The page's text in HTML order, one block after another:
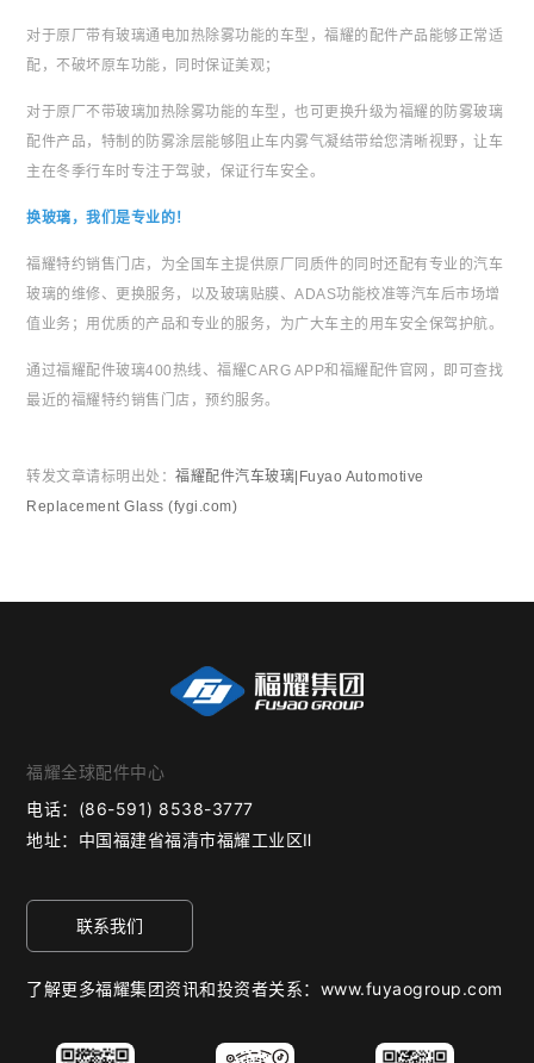
对于原厂带有玻璃通电加热除雾功能的车型，福耀的配件产品能够正常适
配，不破坏原车功能，同时保证美观；
对于原厂不带玻璃加热除雾功能的车型，也可更换升级为福耀的防雾玻璃
配件产品，特制的防雾涂层能够阻止车内雾气凝结带给您清晰视野，让车
主在冬季行车时专注于驾驶，保证行车安全。
换玻璃，我们是专业的！
福耀特约销售门店，为全国车主提供原厂同质件的同时还配有专业的汽车
玻璃的维修、更换服务，以及玻璃贴膜、ADAS功能校准等汽车后市场增
值业务；用优质的产品和专业的服务，为广大车主的用车安全保驾护航。
通过福耀配件玻璃400热线、福耀CARG APP和福耀配件官网，即可查找
最近的福耀特约销售门店，预约服务。
转发文章请标明出处：福耀配件汽车玻璃|Fuyao Automotive
Replacement Glass (fygi.com)
福耀全球配件中心
电话： (86-591) 8538-3777
地址： 中国福建省福清市福耀工业区Ⅱ
联系我们
了解更多福耀集团资讯和投资者关系：www.fuyaogroup.com